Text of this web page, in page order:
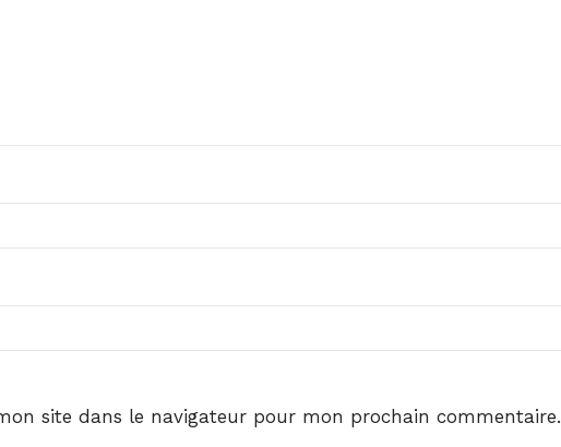
site dans le navigateur pour mon prochain commentaire.